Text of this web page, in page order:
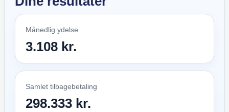
Månedlig ydelse
3.108 kr.
Samlet tilbagebetaling
298.333 kr.